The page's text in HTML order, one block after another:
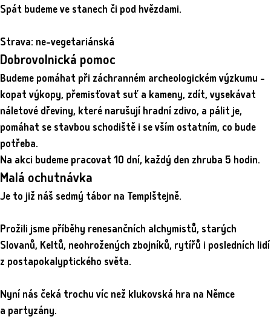
Spát budeme ve stanech či pod hvězdami.
Strava: ne-vegetariánská
Dobrovolnická pomoc
Budeme pomáhat při záchranném archeologickém výzkumu -
kopat výkopy, přemisťovat suť a kameny, zdít, vysekávat
náletové dřeviny, které narušují hradní zdivo, a pálit je,
pomáhat se stavbou schodiště i se vším ostatním, co bude
potřeba.
Na akci budeme pracovat 10 dní, každý den zhruba 5 hodin.
Malá ochutnávka
Je to již náš sedmý tábor na Templštejně.
Prožili jsme příběhy renesančních alchymistů, starých
Slovanů, Keltů, neohrožených zbojníků, rytířů i posledních lidí
z postapokalyptického světa.
Nyní nás čeká trochu víc než klukovská hra na Němce
a partyzány.